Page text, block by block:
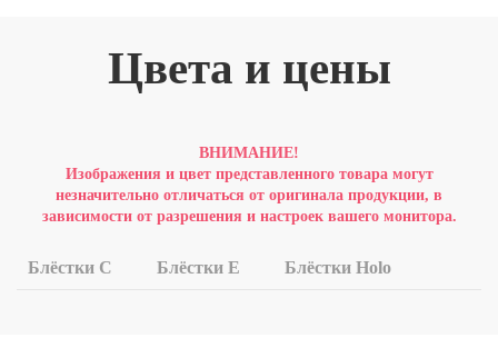
Цвета и цены
ВНИМАНИЕ!
Изображения и цвет представленного товара могут
незначительно отличаться от оригинала продукции, в
зависимости от разрешения и настроек вашего монитора.
Блёстки C Блёстки E Блёстки Holo